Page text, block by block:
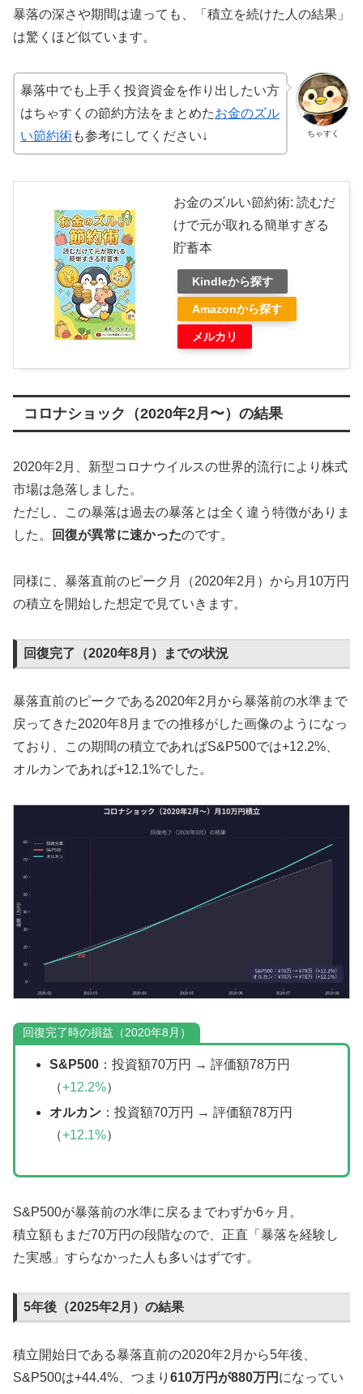
暴落の深さや期間は違っても、「積立を続けた人の結果」
は驚くほど似ています。
ちゃすく
暴落中でも上手く投資資金を作り出したい方
はちゃすくの節約方法をまとめたお金のズル
い節約術も参考にしてください↓
お金のズルい節約術: 読むだ
けで元が取れる簡単すぎる
貯蓄本
Kindleから探す
Amazonから探す
メルカリ
コロナショック（2020年2月〜）の結果
2020年2月、新型コロナウイルスの世界的流行により株式
市場は急落しました。
ただし、この暴落は過去の暴落とは全く違う特徴がありま
した。
回復が異常に速かったのです。
同様に、暴落直前のピーク月（2020年2月）から月10万円
の積立を開始した想定で見ていきます。
回復完了（2020年8月）までの状況
暴落直前のピークである2020年2月から暴落前の水準まで
戻ってきた2020年8月までの推移がした画像のようになっ
ており、この期間の積立であればS&P500では+12.2%、
オルカンであれば+12.1%でした。
回復完了時の損益（2020年8月）
S&P500：投資額70万円 → 評価額78万円
（+12.2%）
オルカン：投資額70万円 → 評価額78万円
（+12.1%）
S&P500が暴落前の水準に戻るまでわずか6ヶ月。
積立額もまだ70万円の段階なので、正直「暴落を経験し
た実感」すらなかった人も多いはずです。
5年後（2025年2月）の結果
積立開始日である暴落直前の2020年2月から5年後、
S&P500は+44.4%、つまり 610万円が880万円 になってい